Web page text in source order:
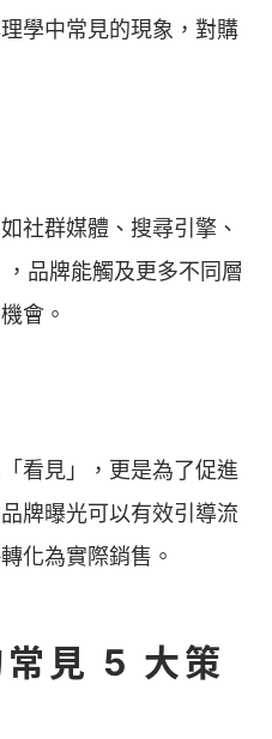
學中常見的現象，對購
社群媒體、搜尋引擎、
品牌能觸及更多不同層
會。
看見」，更是為了促進
牌曝光可以有效引導流
化為實際銷售。
見 5 大策